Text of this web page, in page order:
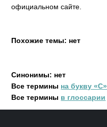
официальном сайте.
Похожие темы: нет
Синонимы: нет
Все термины на букву «С»
Все термины в глоссарии